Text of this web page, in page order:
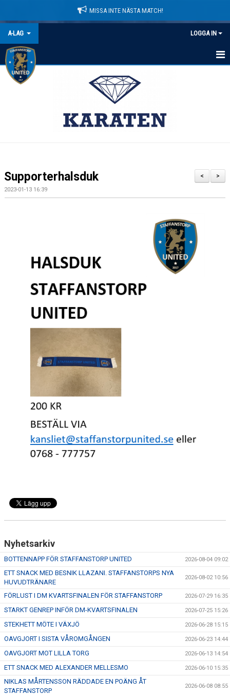
MISSA INTE NÄSTA MATCH!
A-LAG LOGGA IN
HEM
BILDGALLERI
>
<
Supporterhalsduk
2023-01-13 16:39
Nyhetsarkiv
BOTTENNAPP FÖR STAFFANSTORP UNITED 2026-08-04 09:02
ETT SNACK MED BESNIK LLAZANI. STAFFANSTORPS NYA
HUVUDTRÄNARE
2026-08-02 10:56
FÖRLUST I DM KVARTSFINALEN FÖR STAFFANSTORP 2026-07-29 16:35
STARKT GENREP INFÖR DM-KVARTSFINALEN 2026-07-25 15:26
STEKHETT MÖTE I VÄXJÖ 2026-06-28 15:15
OAVGJORT I SISTA VÅROMGÅNGEN 2026-06-23 14:44
OAVGJORT MOT LILLA TORG 2026-06-13 14:54
ETT SNACK MED ALEXANDER MELLESMO 2026-06-10 15:35
NIKLAS MÅRTENSSON RÄDDADE EN POÄNG ÅT
STAFFANSTORP
2026-06-08 08:55